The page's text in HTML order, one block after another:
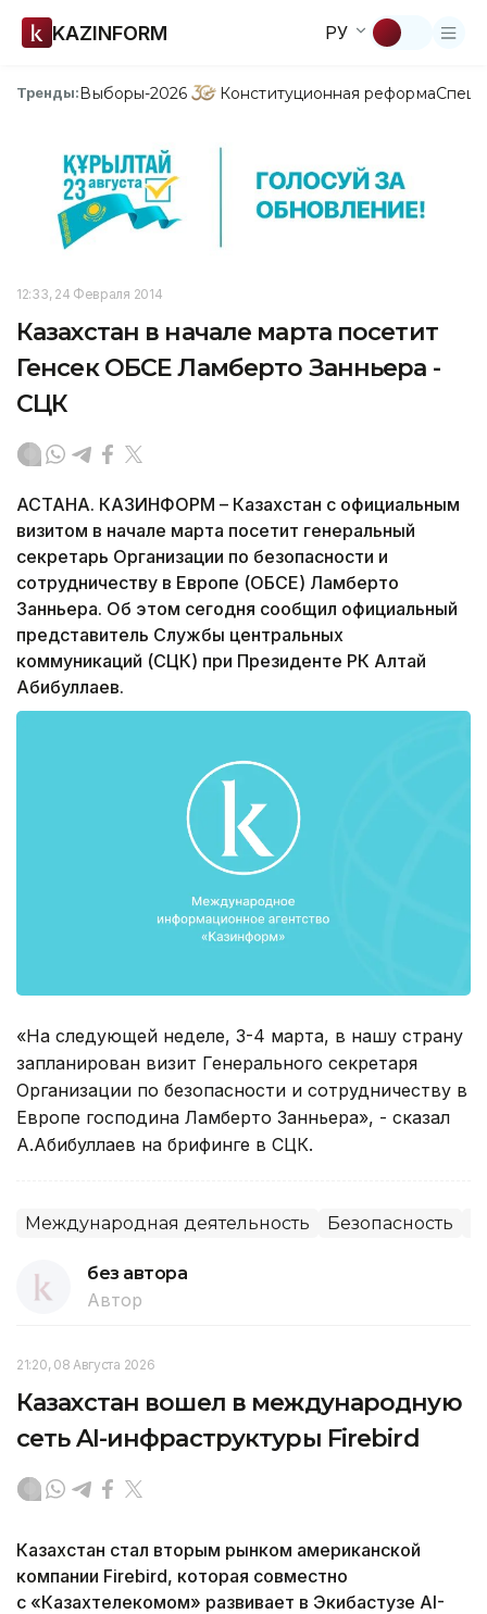
KAZINFORM РУ
Тренды:Выборы-2026 Конституционная реформа
12:33, 24 Февраля 2014
Казахстан в начале марта посетит
Генсек ОБСЕ Ламберто Занньера -
СЦК
АСТАНА. КАЗИНФОРМ – Казахстан с официальным
визитом в начале марта посетит генеральный
секретарь Организации по безопасности и
сотрудничеству в Европе (ОБСЕ) Ламберто
Занньера. Об этом сегодня сообщил официальный
представитель Службы центральных
коммуникаций (СЦК) при Президенте РК Алтай
Абибуллаев.
«На следующей неделе, 3-4 марта, в нашу страну
запланирован визит Генерального секретаря
Организации по безопасности и сотрудничеству в
Европе господина Ламберто Занньера», - сказал
А.Абибуллаев на брифинге в СЦК.
Международная деятельность Безопасность
без автора
Автор
21:20, 08 Августа 2026
Казахстан вошел в международную
сеть AI-инфраструктуры Firebird
Казахстан стал вторым рынком американской
компании Firebird, которая совместно
с «Казахтелекомом» развивает в Экибастузе AI-